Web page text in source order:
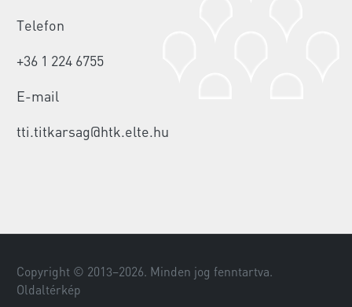
Telefon
+36 1 224 6755
E-mail
tti.titkarsag@htk.elte.hu
Copyright © 2013–2026. Minden jog fenntartva.
Oldaltérkép